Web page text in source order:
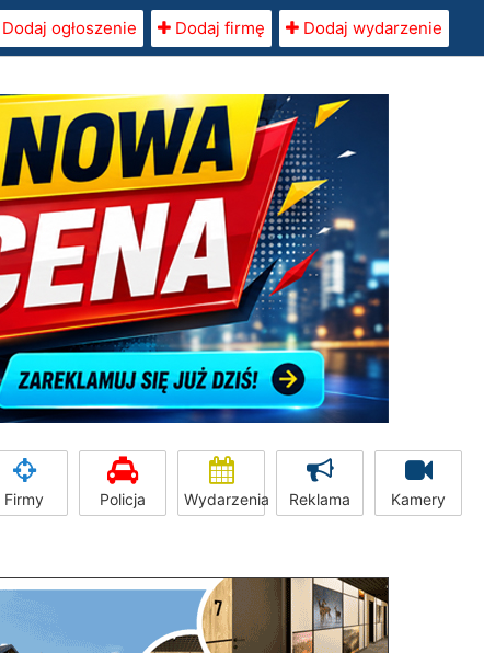
Dodaj ogłoszenie Dodaj firmę Dodaj wydarzenie
Firmy Policja Wydarzenia Reklama Kamery